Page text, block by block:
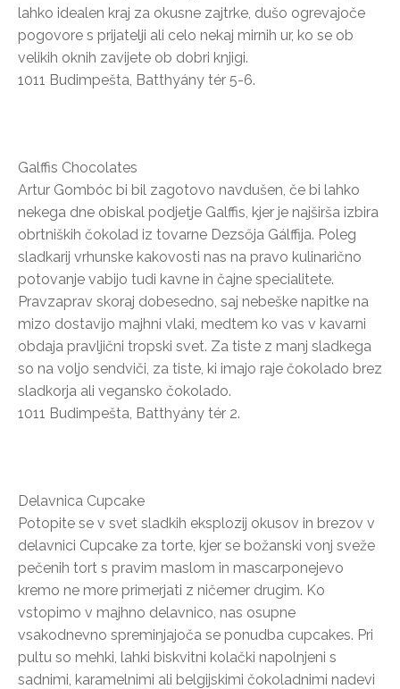
lahko idealen kraj za okusne zajtrke, dušo ogrevajoče
pogovore s prijatelji ali celo nekaj mirnih ur, ko se ob
velikih oknih zavijete ob dobri knjigi.
1011 Budimpešta, Batthyány tér 5-6.
Galffis Chocolates
Artur Gombóc bi bil zagotovo navdušen, če bi lahko
nekega dne obiskal podjetje Galffis, kjer je najširša izbira
obrtniških čokolad iz tovarne Dezsőja Gálffija. Poleg
sladkarij vrhunske kakovosti nas na pravo kulinarično
potovanje vabijo tudi kavne in čajne specialitete.
Pravzaprav skoraj dobesedno, saj nebeške napitke na
mizo dostavijo majhni vlaki, medtem ko vas v kavarni
obdaja pravljični tropski svet. Za tiste z manj sladkega
so na voljo sendviči, za tiste, ki imajo raje čokolado brez
sladkorja ali vegansko čokolado.
1011 Budimpešta, Batthyány tér 2.
Delavnica Cupcake
Potopite se v svet sladkih eksplozij okusov in brezov v
delavnici Cupcake za torte, kjer se božanski vonj sveže
pečenih tort s pravim maslom in mascarponejevo
kremo ne more primerjati z ničemer drugim. Ko
vstopimo v majhno delavnico, nas osupne
vsakodnevno spreminjajoča se ponudba cupcakes. Pri
pultu so mehki, lahki biskvitni kolački napolnjeni s
sadnimi, karamelnimi ali belgijskimi čokoladnimi nadevi